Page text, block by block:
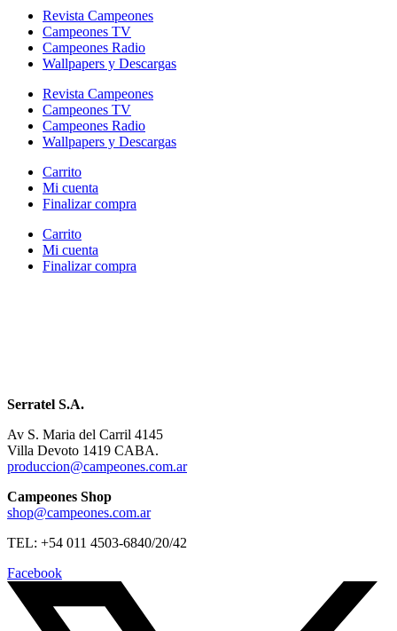
Revista Campeones
Campeones TV
Campeones Radio
Wallpapers y Descargas
Revista Campeones
Campeones TV
Campeones Radio
Wallpapers y Descargas
Carrito
Mi cuenta
Finalizar compra
Carrito
Mi cuenta
Finalizar compra
Serratel S.A.
Av S. Maria del Carril 4145
Villa Devoto 1419 CABA.
produccion@campeones.com.ar
Campeones Shop
shop@campeones.com.ar
TEL: +54 011 4503-6840/20/42
Facebook